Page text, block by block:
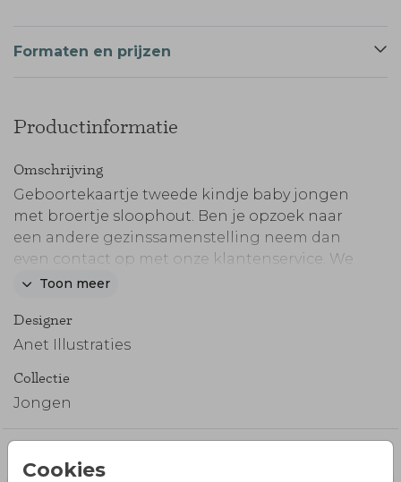
Cookies
Formaten en prijzen
Productinformatie
Omschrijving
Geboortekaartje tweede kindje baby jongen
met broertje sloophout. Ben je opzoek naar
een andere gezinssamenstelling neem dan
even contact op met onze klantenservice. We
helpen je graag! (167)
Toon meer
Designer
Anet Illustraties
Collectie
Jongen
Misschien vind je dit ook mooi 🧡